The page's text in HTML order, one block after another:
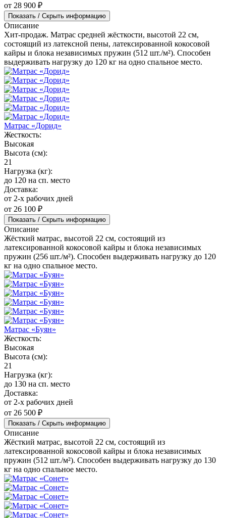
от 28 900 ₽
Показать / Скрыть информацию
Описание
Хит-продаж. Матрас средней жёсткости, высотой 22 см,
состоящий из латексной пены, латексированной кокосовой
кайры и блока независимых пружин (512 шт./м²). Способен
выдерживать нагрузку до 120 кг на одно спальное место.
Матрас «Дорид»
Жесткость:
Высокая
Высота (см):
21
Нагрузка (кг):
до 120 на сп. место
Доставка:
от 2-х рабочих дней
от 26 100 ₽
Показать / Скрыть информацию
Описание
Жёсткий матрас, высотой 22 см, состоящий из
латексированной кокосовой кайры и блока независимых
пружин (256 шт./м²). Способен выдерживать нагрузку до 120
кг на одно спальное место.
Матрас «Буян»
Жесткость:
Высокая
Высота (см):
21
Нагрузка (кг):
до 130 на сп. место
Доставка:
от 2-х рабочих дней
от 26 500 ₽
Показать / Скрыть информацию
Описание
Жёсткий матрас, высотой 22 см, состоящий из
латексированной кокосовой кайры и блока независимых
пружин (512 шт./м²). Способен выдерживать нагрузку до 130
кг на одно спальное место.